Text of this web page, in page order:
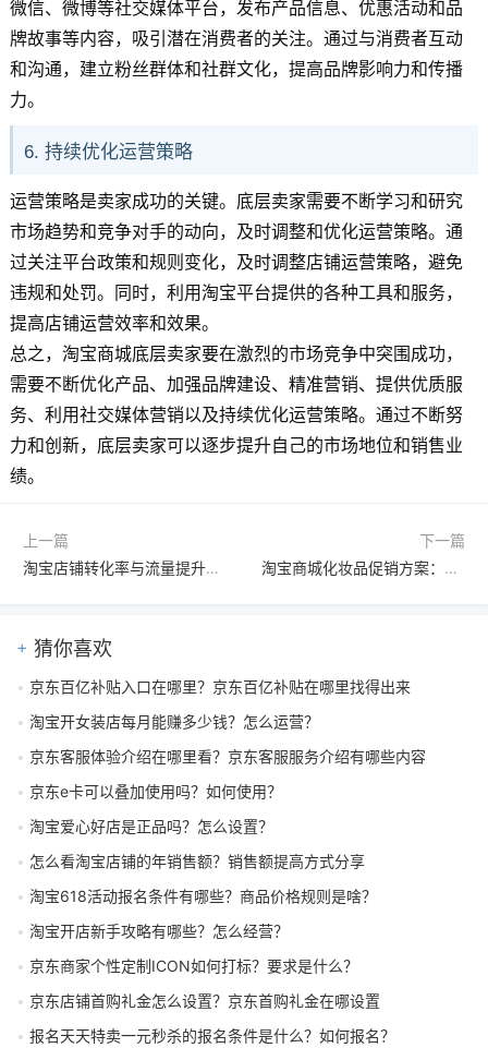
微信、微博等社交媒体平台，发布产品信息、优惠活动和品
牌故事等内容，吸引潜在消费者的关注。通过与消费者互动
和沟通，建立粉丝群体和社群文化，提高品牌影响力和传播
力。
6. 持续优化运营策略
运营策略是卖家成功的关键。底层卖家需要不断学习和研究
市场趋势和竞争对手的动向，及时调整和优化运营策略。通
过关注平台政策和规则变化，及时调整店铺运营策略，避免
违规和处罚。同时，利用淘宝平台提供的各种工具和服务，
提高店铺运营效率和效果。
总之，淘宝商城底层卖家要在激烈的市场竞争中突围成功，
需要不断优化产品、加强品牌建设、精准营销、提供优质服
务、利用社交媒体营销以及持续优化运营策略。通过不断努
力和创新，底层卖家可以逐步提升自己的市场地位和销售业
绩。
上一篇
淘宝店铺转化率与流量提升技巧，优化标题描述图片及客户服务
下一篇
淘宝商城化妆品促销方案：限时折扣、优惠券与会员制提升销售额策略
猜你喜欢
京东百亿补贴入口在哪里？京东百亿补贴在哪里找得出来
淘宝开女装店每月能赚多少钱？怎么运营？
京东客服体验介绍在哪里看？京东客服服务介绍有哪些内容
京东e卡可以叠加使用吗？如何使用？
淘宝爱心好店是正品吗？怎么设置？
怎么看淘宝店铺的年销售额？销售额提高方式分享
淘宝618活动报名条件有哪些？商品价格规则是啥？
淘宝开店新手攻略有哪些？怎么经营？
京东商家个性定制ICON如何打标？要求是什么？
京东店铺首购礼金怎么设置？京东首购礼金在哪设置
报名天天特卖一元秒杀的报名条件是什么？如何报名？